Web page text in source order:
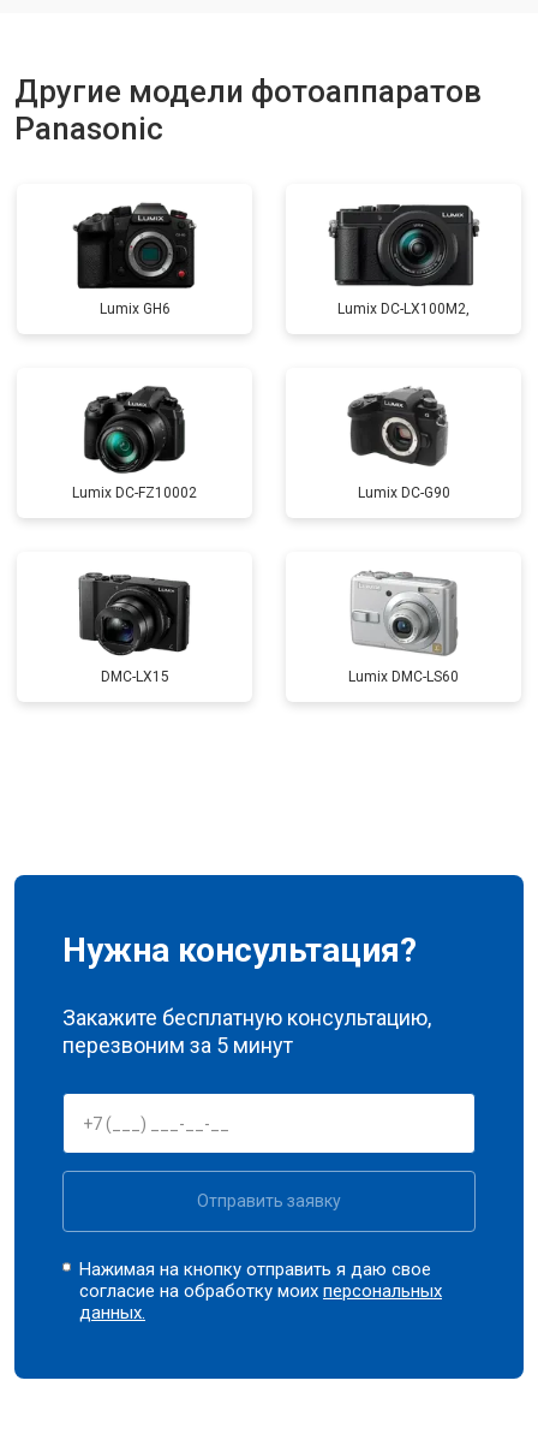
Другие модели фотоаппаратов
Panasonic
Lumix GH6 Lumix DC-LX100M2,
Lumix DC-FZ10002 Lumix DC-G90
DMC-LX15 Lumix DMC-LS60
Нужна консультация?
Закажите бесплатную консультацию,
перезвоним за 5 минут
Отправить заявку
Нажимая на кнопку отправить я даю свое
согласие на обработку моихперсональных
данных.